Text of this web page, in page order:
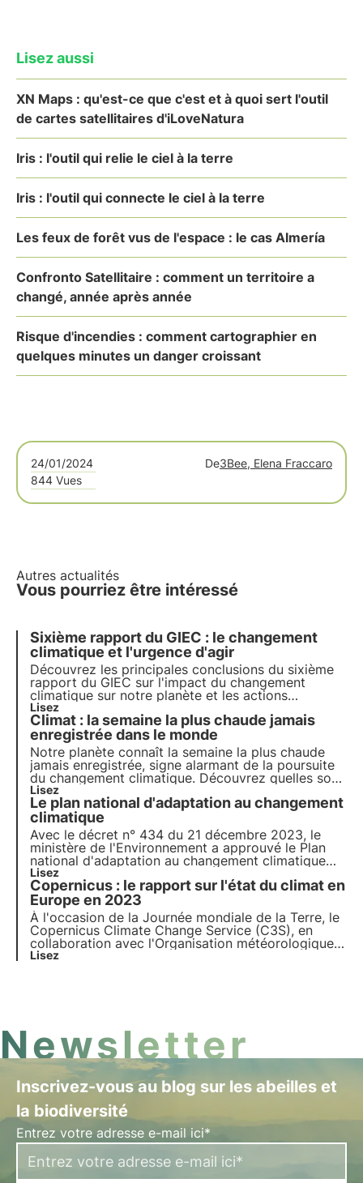
Lisez aussi
XN Maps : qu'est-ce que c'est et à quoi sert l'outil
de cartes satellitaires d'iLoveNatura
Iris : l'outil qui relie le ciel à la terre
Iris : l'outil qui connecte le ciel à la terre
Les feux de forêt vus de l'espace : le cas Almería
Confronto Satellitaire : comment un territoire a
changé, année après année
Risque d'incendies : comment cartographier en
quelques minutes un danger croissant
24/01/2024 De3Bee, Elena Fraccaro
844 Vues
Autres actualités
Vous pourriez être intéressé
Sixième rapport du GIEC : le changement
climatique et l'urgence d'agir
Découvrez les principales conclusions du sixième
rapport du GIEC sur l'impact du changement
climatique sur notre planète et les actions
nécessaires pour en atténuer les effets. Le sixième
rapport de synthèse à l'intention des décideurs
politiques, publié le 20 mars, met en lumière les
problèmes et les solutions les plus importants en la
matière.
Lisez
Climat : la semaine la plus chaude jamais
enregistrée dans le monde
Notre planète connaît la semaine la plus chaude
jamais enregistrée, signe alarmant de la poursuite
du changement climatique. Découvrez quelles sont
les conséquences pour la biodiversité et quelles
mesures nous devons prendre pour la préserver
face au changement climatique.
Lisez
Le plan national d'adaptation au changement
climatique
Avec le décret n° 434 du 21 décembre 2023, le
ministère de l'Environnement a approuvé le Plan
national d'adaptation au changement climatique
(PNACC), une étape clé vers une stratégie
climatique nationale résiliente. Découvrez dans cet
article les objectifs du PNACC et sa structure.
Lisez
Copernicus : le rapport sur l'état du climat en
Europe en 2023
À l'occasion de la Journée mondiale de la Terre, le
Copernicus Climate Change Service (C3S), en
collaboration avec l'Organisation météorologique
mondiale (OMM), a publié le rapport European
Lisez
Newsletter
Inscrivez-vous au blog sur les abeilles et
la biodiversité
Entrez votre adresse e-mail ici*